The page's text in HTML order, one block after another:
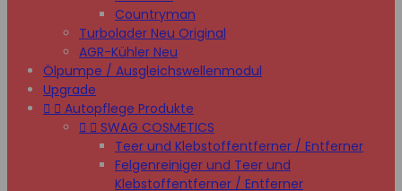
Countryman
Turbolader Neu Original
AGR-Kühler Neu
Ölpumpe / Ausgleichswellenmodul
Upgrade
  Autopflege Produkte
  SWAG COSMETICS
Teer und Klebstoffentferner / Entferner
Felgenreiniger und Teer und
Klebstoffentferner / Entferner